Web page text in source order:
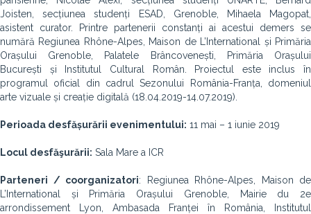
Joisten, secțiunea studenți ESAD, Grenoble, Mihaela Magopat,
asistent curator. Printre partenerii constanți ai acestui demers se
numără Regiunea Rhône-Alpes, Maison de L’International și Primăria
Orașului Grenoble, Palatele Brâncovenești, Primăria Orașului
București și Institutul Cultural Român. Proiectul este inclus în
programul oficial din cadrul Sezonului România-Franța, domeniul
arte vizuale și creație digitală (18.04.2019-14.07.2019).
Perioada desfășurării evenimentului: 11 mai – 1 iunie 2019
Locul desfăşurării: Sala Mare a ICR
Parteneri / coorganizatori: Regiunea Rhône-Alpes, Maison de
L’International și Primăria Orașului Grenoble, Mairie du 2e
arrondissement Lyon, Ambasada Franței în România, Institutul